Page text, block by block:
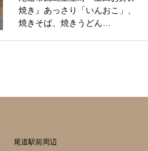
焼き』あっさり「いんおこ」、
焼きそば、焼きうどん…
尾道駅前周辺